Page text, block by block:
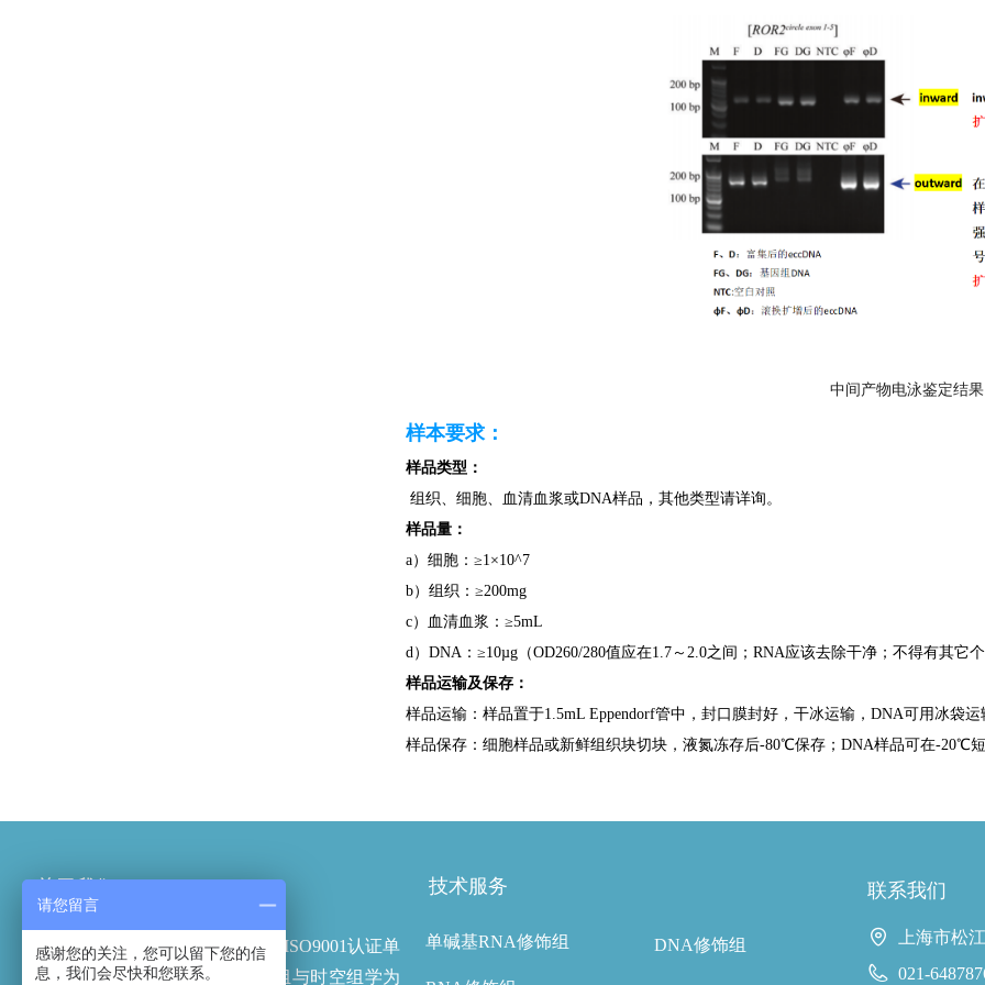
中间产物电泳鉴定结
样本要求：
样品类型：
组织、细胞、血清血浆或DNA样品，其他类型请详询。
样品量：
a）细胞：≥1×10^7
b）组织：≥200mg
c）血清血浆：≥5mL
d）DNA：≥10µg（OD260/280值应在1.7～2.0之间；RNA应该去除干净；不得有其它
样品运输及保存：
样品运输：样品置于1.5mL Eppendorf管中，封口膜封好，干冰运输，DNA可用冰袋运
样品保存：细胞样品或新鲜组织块切块，液氮冻存后-80℃保存；DNA样品可在-20℃
云序生物是国家高新技术企业及ISO9001认证单
位，以RNA修饰组、表观遗传组与时空组学为
技术服务
单碱基RNA修饰组 DNA修饰组
联系我们
上海市松
021-
请您留言
感谢您的关注，您可以留下您的信
息，我们会尽快和您联系。